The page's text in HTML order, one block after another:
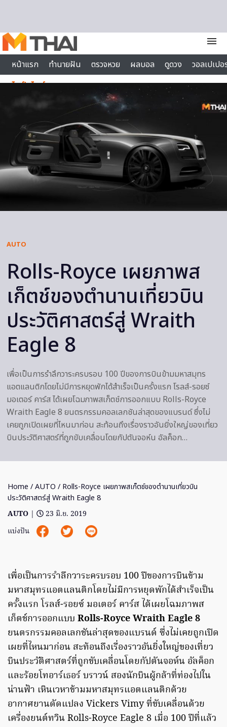
menu
หน้าแรก
ทำนายฝัน ตรวจหวย ผลบอล ดูดวง
วอลเปเป
ไลฟ์สไตล์
AUTO
Rolls-Royce เผยภาพส
เก็ตช์ของตำนานเที่ยวบิน
ประวัติศาสตร์สู่ Wraith
Eagle 8
เพื่อเป็นการรำลึกวาระครบรอบ 100 ปีของการบินข้ามมหาสมุทร
แอตแลนติกโดยไม่มีการหยุดพักได้สำเร็จเป็นครั้งแรก โรลส์-รอยซ์
มอเตอร์ คาร์ส ได้เผยโฉมภาพสเก็ตช์การออกแบบ Rolls-Royce
Wraith Eagle 8 ยนตรกรรมคอลเลกชันล่าสุดของแบรนด์ ซึ่งไม่
เคยถูกเปิดเผยที่ไหนมาก่อน สะท้อนถึงเรื่องราวอันยิ่งใหญ่ของเที่ยว
บินประวัติศาสตร์ที่ถูกขับเคลื่อนโดยกัปตันจอห์น อัลค็อก…
Home /AUTO / Rolls-Royce เผยภาพสเก็ตช์ของตำนานเที่ยวบิน
ประวัติศาสตร์สู่ Wraith Eagle 8
AUTO |
23 มิ.ย. 2019
แบ่งปัน
เพื่อเป็นการรำลึกวาระครบรอบ 100 ปีของการบินข้าม
มหาสมุทรแอตแลนติกโดยไม่มีการหยุดพักได้สำเร็จเป็น
ครั้งแรก โรลส์-รอยซ์ มอเตอร์ คาร์ส ได้เผยโฉมภาพส
เก็ตช์การออกแบบ Rolls-Royce Wraith Eagle 8
ยนตรกรรมคอลเลกชันล่าสุดของแบรนด์ ซึ่งไม่เคยถูกเปิด
เผยที่ไหนมาก่อน สะท้อนถึงเรื่องราวอันยิ่งใหญ่ของเที่ยว
บินประวัติศาสตร์ที่ถูกขับเคลื่อนโดยกัปตันจอห์น อัลค็อก
และร้อยโทอาร์เธอร์ บราวน์ สองนักบินผู้กล้าที่ท่องไปใน
น่านฟ้า เหินเวหาข้ามมหาสมุทรแอตแลนติกด้วย
อากาศยานดัดแปลง Vickers Vimy ที่ขับเคลื่อนด้วย
เครื่องยนต์ทวิน Rolls-Royce Eagle 8 เมื่อ 100 ปีที่แล้ว